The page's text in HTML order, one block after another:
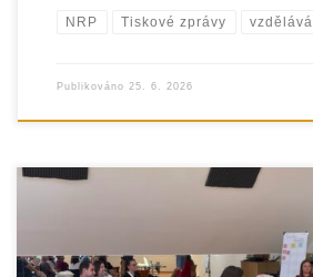
NRP Tiskové zprávy
Publikováno 25. 6. 2026